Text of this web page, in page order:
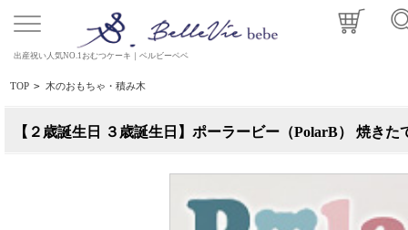
出産祝い人気NO.1おむつケーキ｜ベルビーベベ
TOP > 木のおもちゃ・積み木
【２歳誕生日 ３歳誕生日】ポーラービー（PolarB） 焼きた